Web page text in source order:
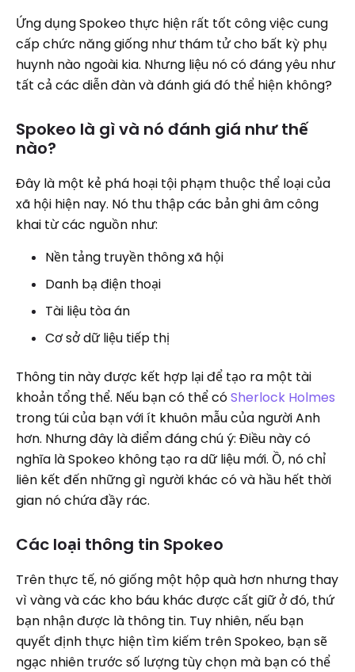
Ứng dụng Spokeo thực hiện rất tốt công việc cung
cấp chức năng giống như thám tử cho bất kỳ phụ
huynh nào ngoài kia. Nhưng liệu nó có đáng yêu như
tất cả các diễn đàn và đánh giá đó thể hiện không?
Spokeo là gì và nó đánh giá như thế
nào?
Đây là một kẻ phá hoại tội phạm thuộc thể loại của
xã hội hiện nay. Nó thu thập các bản ghi âm công
khai từ các nguồn như:
Nền tảng truyền thông xã hội
Danh bạ điện thoại
Tài liệu tòa án
Cơ sở dữ liệu tiếp thị
Thông tin này được kết hợp lại để tạo ra một tài
khoản tổng thể. Nếu bạn có thể cóSherlock Holmes
trong túi của bạn với ít khuôn mẫu của người Anh
hơn. Nhưng đây là điểm đáng chú ý: Điều này có
nghĩa là Spokeo không tạo ra dữ liệu mới. Ồ, nó chỉ
liên kết đến những gì người khác có và hầu hết thời
gian nó chứa đầy rác.
Các loại thông tin Spokeo
Trên thực tế, nó giống một hộp quà hơn nhưng thay
vì vàng và các kho báu khác được cất giữ ở đó, thứ
bạn nhận được là thông tin. Tuy nhiên, nếu bạn
quyết định thực hiện tìm kiếm trên Spokeo, bạn sẽ
ngạc nhiên trước số lượng tùy chọn mà bạn có thể